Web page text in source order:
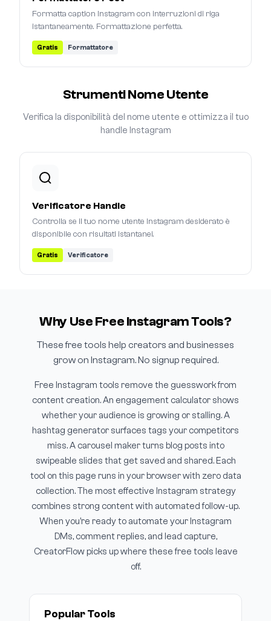
Formatta caption Instagram con interruzioni di riga
istantaneamente. Formattazione perfetta.
Gratis Formattatore
Strumenti Nome Utente
Verifica la disponibilità del nome utente e ottimizza il tuo
handle Instagram
Verificatore Handle
Controlla se il tuo nome utente Instagram desiderato è
disponibile con risultati istantanei.
Gratis Verificatore
Why Use Free Instagram Tools?
These free tools help creators and businesses
grow on Instagram. No signup required.
Free Instagram tools remove the guesswork from
content creation. An engagement calculator shows
whether your audience is growing or stalling. A
hashtag generator surfaces tags your competitors
miss. A carousel maker turns blog posts into
swipeable slides that get saved and shared. Each
tool on this page runs in your browser with zero data
collection. The most effective Instagram strategy
combines strong content with automated follow-up.
When you're ready to automate your Instagram
DMs, comment replies, and lead capture,
CreatorFlow picks up where these free tools leave
off.
Popular Tools